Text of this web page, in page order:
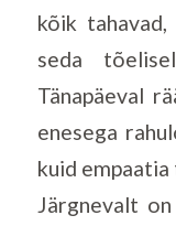
kõik
seda
Tänapäeval
enesega
kuid
Järgnevalt